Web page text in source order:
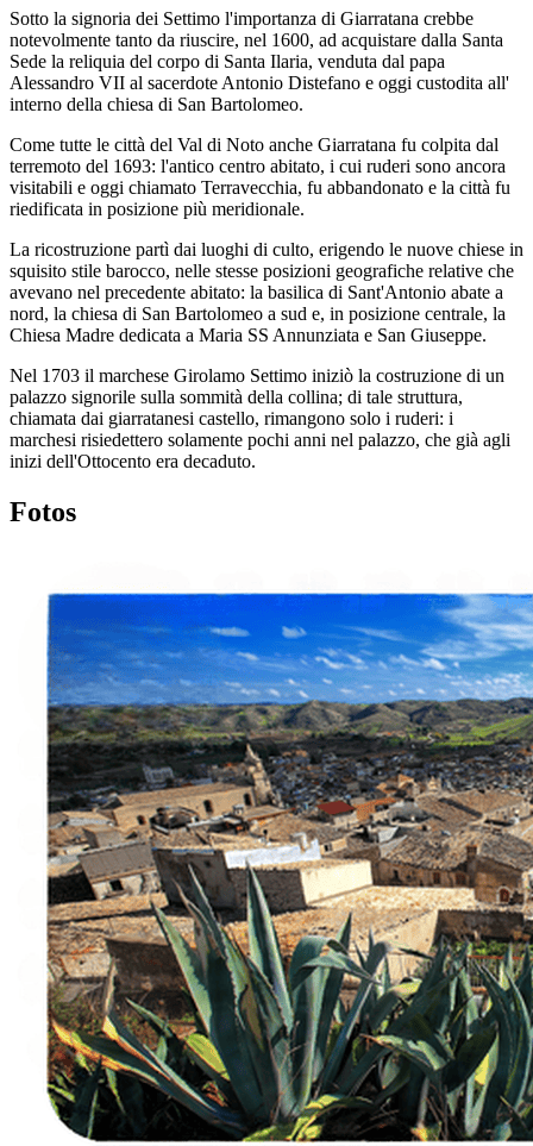
Sotto la signoria dei Settimo l'importanza di Giarratana crebbe
notevolmente tanto da riuscire, nel 1600, ad acquistare dalla Santa
Sede la reliquia del corpo di Santa Ilaria, venduta dal papa
Alessandro VII al sacerdote Antonio Distefano e oggi custodita all'
interno della chiesa di San Bartolomeo.
Come tutte le città del Val di Noto anche Giarratana fu colpita dal
terremoto del 1693: l'antico centro abitato, i cui ruderi sono ancora
visitabili e oggi chiamato Terravecchia, fu abbandonato e la città fu
riedificata in posizione più meridionale.
La ricostruzione partì dai luoghi di culto, erigendo le nuove chiese in
squisito stile barocco, nelle stesse posizioni geografiche relative che
avevano nel precedente abitato: la basilica di Sant'Antonio abate a
nord, la chiesa di San Bartolomeo a sud e, in posizione centrale, la
Chiesa Madre dedicata a Maria SS Annunziata e San Giuseppe.
Nel 1703 il marchese Girolamo Settimo iniziò la costruzione di un
palazzo signorile sulla sommità della collina; di tale struttura,
chiamata dai giarratanesi castello, rimangono solo i ruderi: i
marchesi risiedettero solamente pochi anni nel palazzo, che già agli
inizi dell'Ottocento era decaduto.
Fotos